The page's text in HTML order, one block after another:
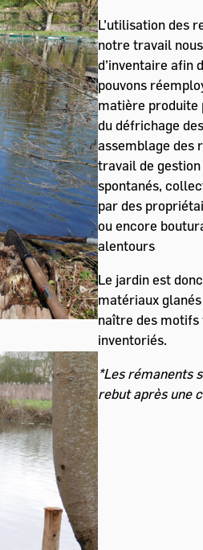
L’utilisation des
notre travail
d’inventaire afin
pouvons
matière produite
du défrichage
assemblage des
travail de
spontanés,
par des
ou encore
alentours
Le jardin est
matériaux
naître des motifs
inventoriés.
*Les rémanents
rebut après une